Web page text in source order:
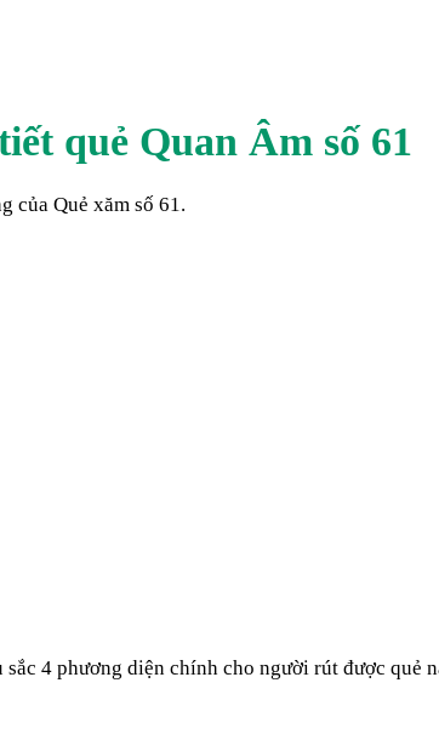
quẻ Quan Âm số 61
của Quẻ xăm số 61 .
4 phương diện chính cho người rút được quẻ